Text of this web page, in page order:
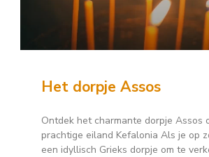
Het dorpje Assos
Ontdek het charmante dorpje Assos
prachtige eiland Kefalonia Als je op
een idyllisch Grieks dorpje om te